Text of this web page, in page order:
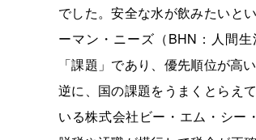
でした。安全な水が飲みたいと
ーマン・ニーズ（BHN：人間
「課題」であり、優先順位が高
逆に、国の課題をうまくとらえ
いる株式会社ビー・エム・シー